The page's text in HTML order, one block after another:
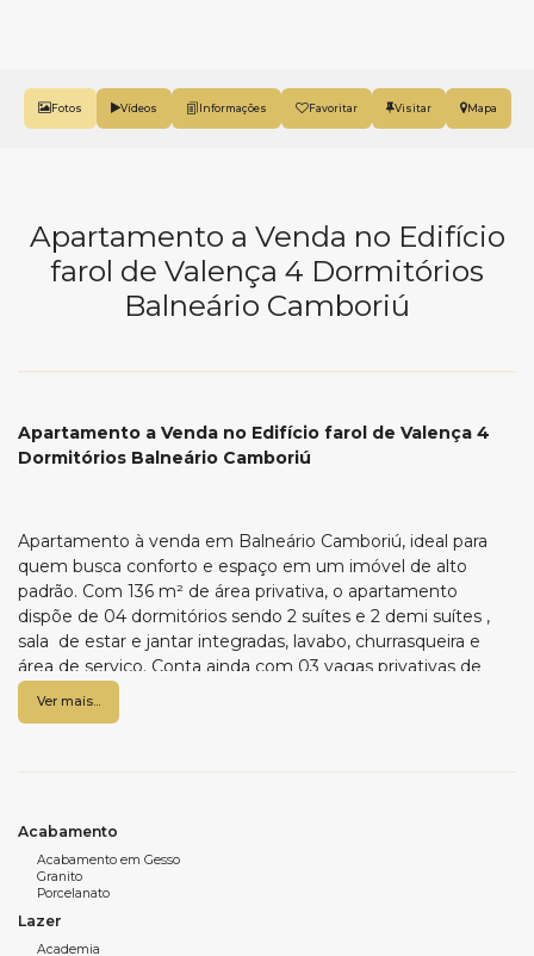
Fotos Vídeos Favoritar Mapa
Apartamento a Venda no Edifício
farol de Valença 4 Dormitórios
Balneário Camboriú
Apartamento a Venda no Edifício farol de Valença 4
Dormitórios Balneário Camboriú
Apartamento à venda em Balneário Camboriú, ideal para
quem busca conforto e espaço em um imóvel de alto
padrão. Com 136 m² de área privativa, o apartamento
dispõe de 04 dormitórios sendo 2 suítes e 2 demi suítes ,
sala de estar e jantar integradas, lavabo, churrasqueira e
área de serviço. Conta ainda com 03 vagas privativas de
garagem, garantindo mais praticidade no dia a dia. O edifício
oferece uma área de lazer completa, perfeita para
Características do apartamento:
• 4 dormitórios sendo 2 suítes e 2 demi suítes
Ver mais...
Acabamento
Acabamento em Gesso
Granito
Porcelanato
Lazer
Academia